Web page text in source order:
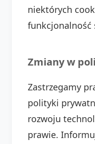
niektórych
funkcjonalność
Zmiany w
Zastrzegamy
polityki
rozwoju
prawie.